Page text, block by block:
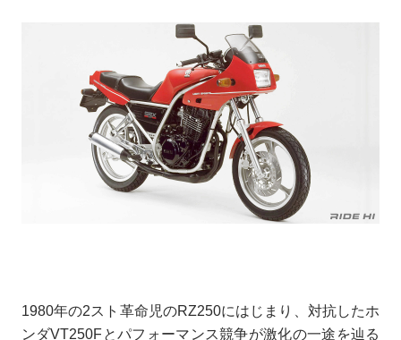
1980年の2スト革命児のRZ250にはじまり、対抗したホ
ンダVT250Fとパフォーマンス競争が激化の一途を辿る